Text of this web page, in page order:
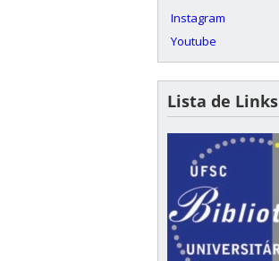
Instagram
Youtube
Lista de Links